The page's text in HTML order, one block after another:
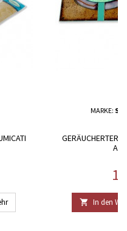
MARKE:
GERÄUCHERTER
 In den